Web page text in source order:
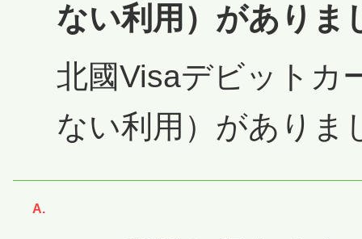
ない利用）がありま
北國Visaデビットカ
ない利用）がありま